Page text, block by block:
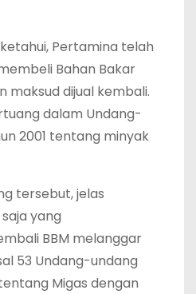
Pertamina telah
Bahan Bakar
maksud dijual kembali.
dalam Undang-
2001 tentang minyak
tersebut, jelas
yang
BBM melanggar
53 Undang-undang
Migas dengan